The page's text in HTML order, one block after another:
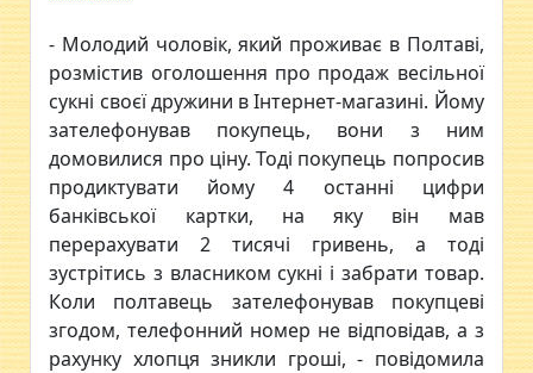
- Молодий чоловік, який проживає в Полтаві,
розмістив оголошення про продаж весільної
сукні своєї дружини в Інтернет-магазині. Йому
зателефонував покупець, вони з ним
домовилися про ціну. Тоді покупець попросив
продиктувати йому 4 останні цифри
банківської картки, на яку він мав
перерахувати 2 тисячі гривень, а тоді
зустрітись з власником сукні і забрати товар.
Коли полтавець зателефонував покупцеві
згодом, телефонний номер не відповідав, а з
рахунку хлопця зникли гроші, - повідомила